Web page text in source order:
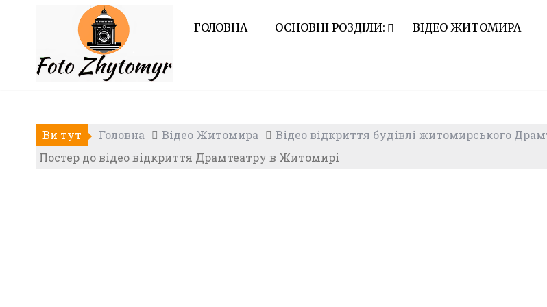
ГОЛОВНА ОСНОВНІ РОЗДІЛИ: ВІДЕО ЖИТОМИРА
Ви тут Головна Відео Житомира
Відео відкриття будівлі житомирського
Постер до відео відкриття Драмтеатру в Житомирі